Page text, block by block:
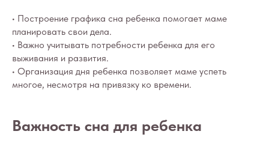
• Построение графика сна ребенка помогает маме
планировать свои дела.
• Важно учитывать потребности ребенка для его
выживания и развития.
• Организация дня ребенка позволяет маме успеть
многое, несмотря на привязку ко времени.
Важность сна для ребенка